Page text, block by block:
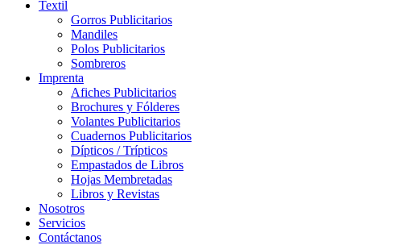
Textil
Gorros Publicitarios
Mandiles
Polos Publicitarios
Sombreros
Imprenta
Afiches Publicitarios
Brochures y Fólderes
Volantes Publicitarios
Cuadernos Publicitarios
Dípticos / Trípticos
Empastados de Libros
Hojas Membretadas
Libros y Revistas
Nosotros
Servicios
Contáctanos